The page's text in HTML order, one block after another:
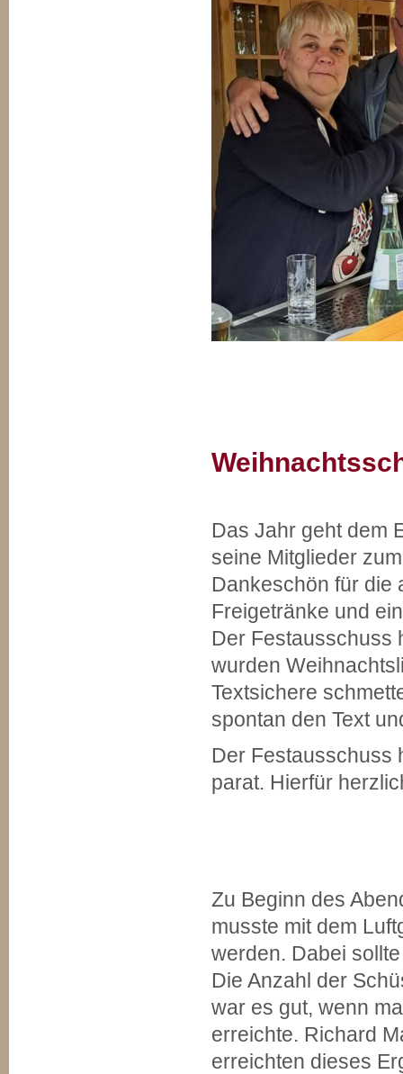
Das Jahr geht dem
seine Mitglieder
Dankeschön für die
Freigetränke und
Der Festausschuss
wurden
Textsichere
spontan den Text
Der Festausschuss
parat. Hierfür
Zu Beginn des
musste mit dem
werden. Dabei
Die Anzahl der
war es gut, wenn
erreichte. Richard
erreichten dieses